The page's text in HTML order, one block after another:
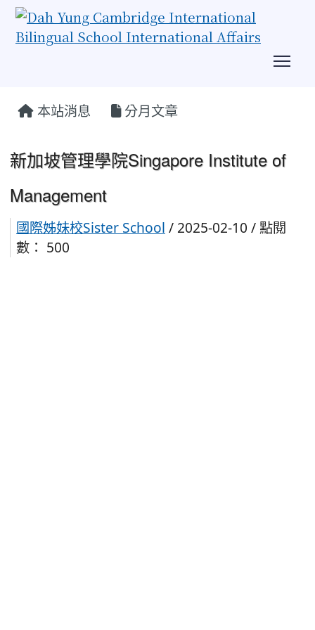
本站消息 分月文章
新加坡管理學院Singapore Institute of
Management
國際姊妹校Sister School / 2025-02-10 / 點閱
數： 500